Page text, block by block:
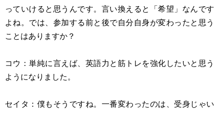
っていけると思うんです。言い換えると「希望」なんです
よね。では、参加する前と後で自分自身が変わったと思う
ことはありますか？
コウ：単純に言えば、英語力と筋トレを強化したいと思う
ようになりました。
セイタ：僕もそうですね。一番変わったのは、受身じゃい